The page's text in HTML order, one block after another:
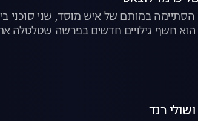
במותם של איש מוסד, שני סוכני
חשף גילויים חדשים בפרשה שטלטלה
רנד